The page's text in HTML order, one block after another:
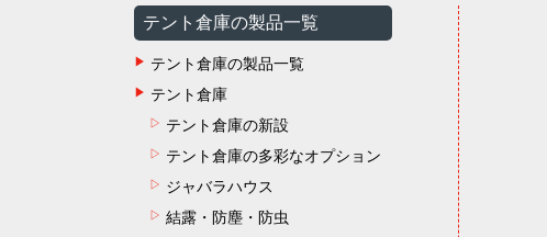
テント倉庫の製品一覧
テント倉庫の製品一覧
テント倉庫
テント倉庫の新設
テント倉庫の多彩なオプション
ジャバラハウス
結露・防塵・防虫